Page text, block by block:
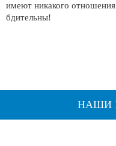
имеют никакого
бдительны!
НАШИ